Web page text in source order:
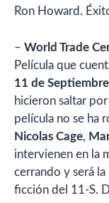
Ron Howard.
– World Trade
Película que
11 de
hicieron saltar
película no se ha
Nicolas Cage,
intervienen en la
cerrando y será
ficción del 11-S.